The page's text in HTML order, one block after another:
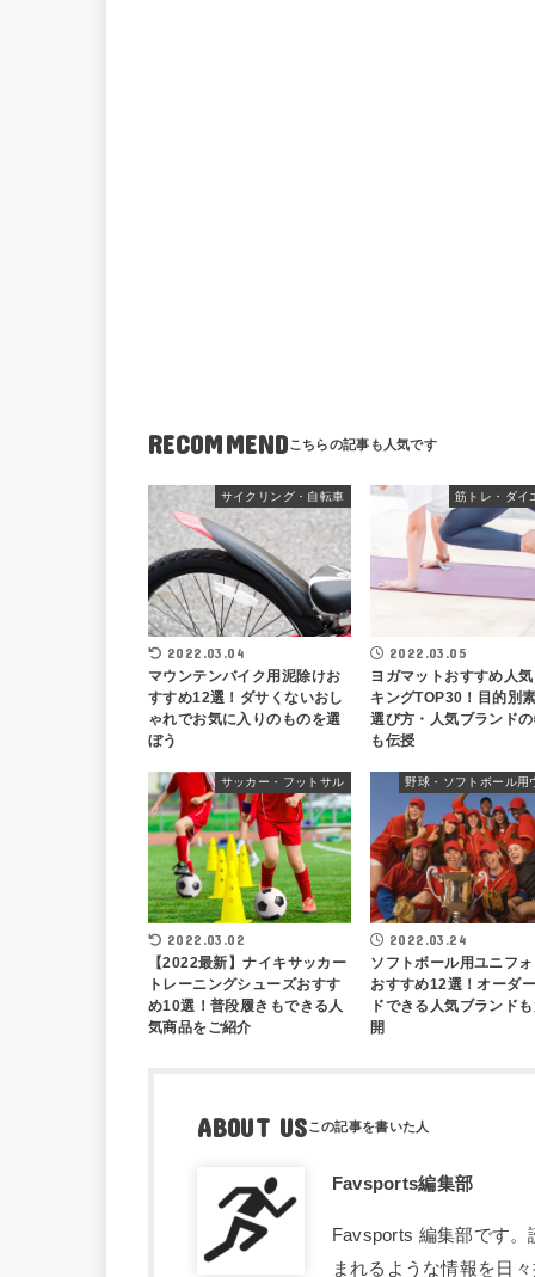
RECOMMEND
サイクリング・自転車
2022.03.04
マウンテンバイク用泥除けお
すすめ12選！ダサくないおし
ゃれでお気に入りのものを選
ぼう
筋トレ・ダイ
2022.03.05
ヨガマットおすすめ人
キングTOP30！目的別
選び方・人気ブランド
も伝授
サッカー・フットサル
2022.03.02
【2022最新】ナイキサッカー
トレーニングシューズおすす
め10選！普段履きもできる人
気商品をご紹介
野球・ソフトボール用
2022.03.24
ソフトボール用ユニフ
おすすめ12選！オーダ
ドできる人気ブランド
開
ABOUT US
Favsports編集部
Favsports 編集部です
まれるような情報を日